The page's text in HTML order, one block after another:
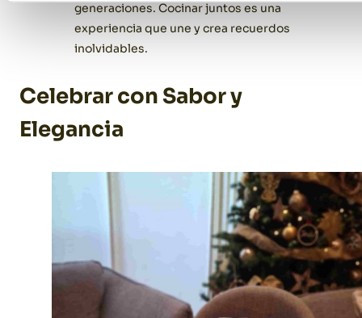
generaciones. Cocinar juntos es una
experiencia que une y crea recuerdos
inolvidables.
Celebrar con Sabor y
Elegancia